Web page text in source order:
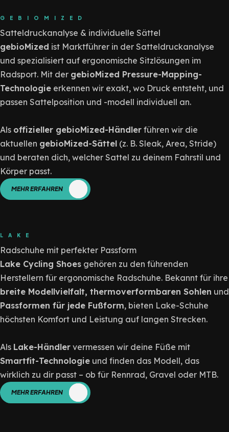
GEBIOMIZED
Satteldruckanalyse & individuelle Sättel
gebioMized ist Marktführer in der Satteldruckanalyse
und spezialisiert auf ergonomische Sitzlösungen im
Radsport. Mit der gebioMized Pressure-Mapping-
Technologie erkennen wir exakt, wo Druck entsteht, und
passen Sattelposition und -modell individuell an.
Als offizieller gebioMized-Händler führen wir die
aktuellen gebioMized-Sättel (z. B. Sleak, Area, Stride)
und beraten dich, welcher Sattel zu deinem Fahrstil und
Körper passt.
MEHR ERFAHREN
LAKE
Radschuhe mit perfekter Passform
Lake Cycling Shoes gehören zu den führenden
Herstellern für ergonomische Radschuhe. Bekannt für ihre
breite Modellvielfalt, thermoverformbaren Sohlen und
Passformen für jede Fußform, bieten Lake-Schuhe
höchsten Komfort und Leistung auf langen Strecken.
Als Lake-Händler vermessen wir deine Füße mit
Smartfit-Technologie und finden das Modell, das
wirklich zu dir passt – ob für Rennrad, Gravel oder MTB.
MEHR ERFAHREN